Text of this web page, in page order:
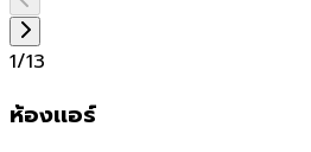
1/13
ห้องเเอร์